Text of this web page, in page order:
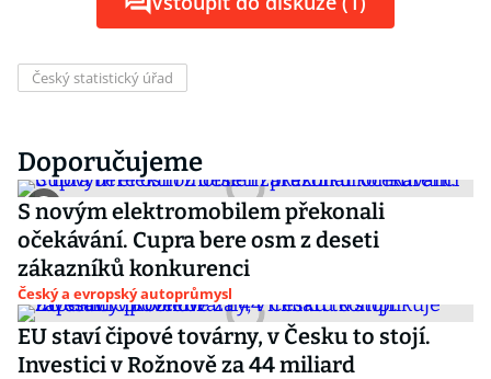
Český statistický úřad
Doporučujeme
S novým elektromobilem překonali
očekávání. Cupra bere osm z deseti
zákazníků konkurenci
Český a evropský autoprůmysl
EU staví čipové továrny, v Česku to stojí.
Investici v Rožnově za 44 miliard